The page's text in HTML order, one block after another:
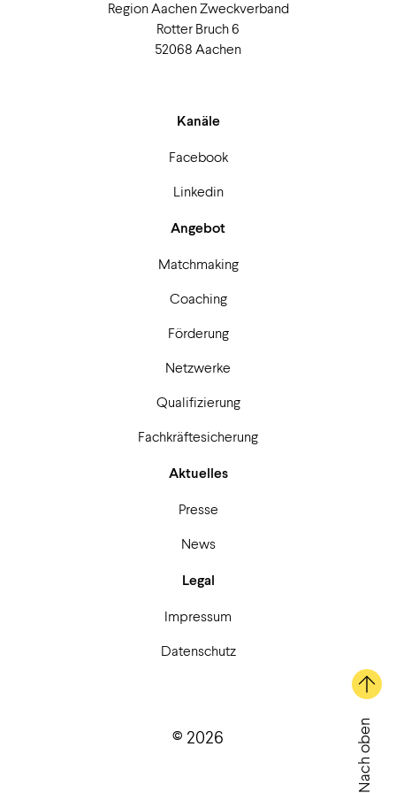
Region Aachen Zweckverband
Rotter Bruch 6
52068 Aachen
Kanäle
Facebook
Linkedin
Angebot
Matchmaking
Coaching
Förderung
Netzwerke
Qualifizierung
Fachkräftesicherung
Aktuelles
Presse
News
Legal
Impressum
Datenschutz
Nach oben
© 2026